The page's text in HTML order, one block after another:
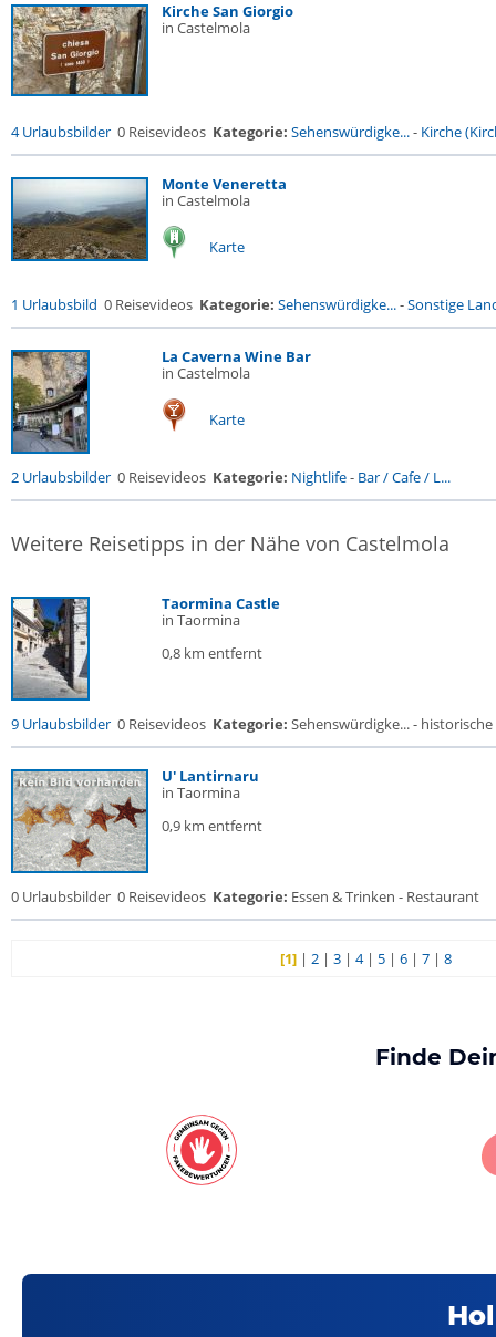
Kirche San Giorgio
in Castelmola
4 Urlaubsbilder 0 Reisevideos Kategorie: Sehenswürdigke...- Kirche
Monte Veneretta
in Castelmola
Karte
1 Urlaubsbild 0 Reisevideos Kategorie: Sehenswürdigke...-Sonstige
La Caverna Wine Bar
in Castelmola
Karte
2 Urlaubsbilder 0 Reisevideos Kategorie: Nightlife- Bar / Cafe / L...
Weitere Reisetipps in der Nähe von Castelmola
Taormina Castle
in Taormina
0,8 km entfernt
9 Urlaubsbilder 0 Reisevideos Kategorie: Sehenswürdigke... - historische
U' Lantirnaru
in Taormina
0,9 km entfernt
0 Urlaubsbilder 0 Reisevideos Kategorie: Essen & Trinken - Restaurant
[1] |2 |3 |4| 5 |6 |7 |8
Finde